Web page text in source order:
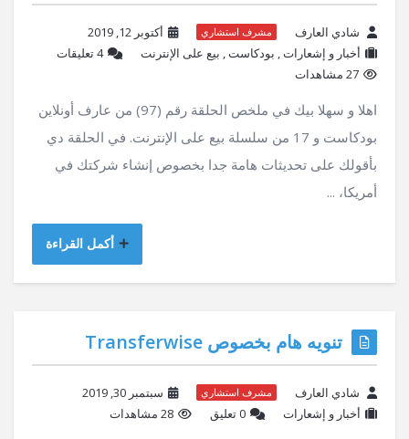
شادي العارف مشرف استشاري
أكتوبر 12, 2019
أخبار و إشعارات, بودكاست, بيع على الإنترنت
‫4 تعليقات
27 مشاهدات
اهلا و سهلا بيك في ملخص الحلقة رقم (97) من عارف أونلاين
بودكاست و 17 من سلسلة بيع على الإنترنت. في الحلقة دي
بأقولك على تحديثات هامة جدا بخصوص إنشاء شركتك في
أمريكا، ...
أكمل القراءة
تنويه هام بخصوص Transferwise
شادي العارف مشرف استشاري
سبتمبر 30, 2019
أخبار و إشعارات
‫0 تعليق 28 مشاهدات